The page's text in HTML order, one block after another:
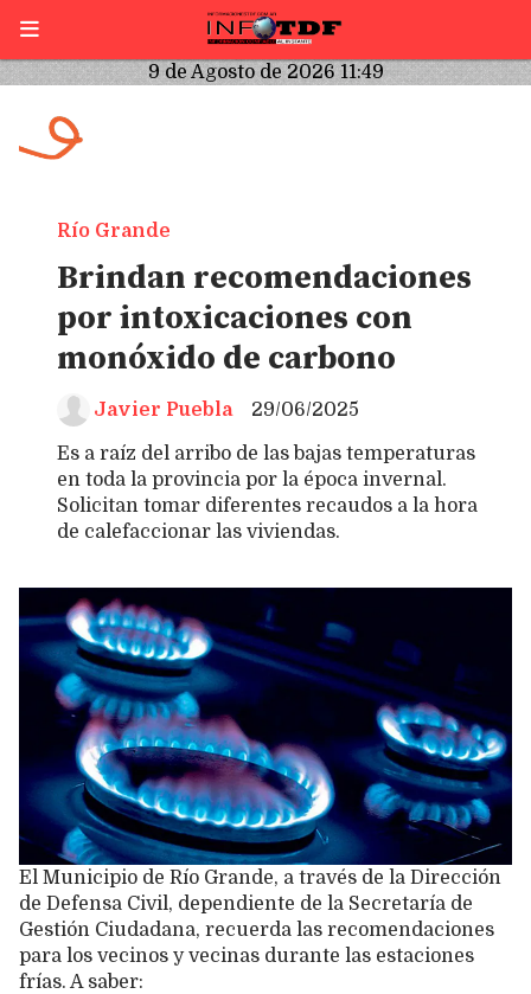
9 de Agosto de 2026 11:49
Brindan recomendaciones
por intoxicaciones con
monóxido de carbono
Es a raíz del arribo de las bajas temperaturas
en toda la provincia por la época invernal.
Solicitan tomar diferentes recaudos a la hora
de calefaccionar las viviendas.
Río Grande
29/06/2025
Javier Puebla
El Municipio de Río Grande, a través de la Dirección
de Defensa Civil, dependiente de la Secretaría de
Gestión Ciudadana, recuerda las recomendaciones
para los vecinos y vecinas durante las estaciones
frías. A saber: